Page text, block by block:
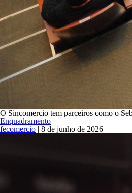
O Sincomercio tem parceiros como o
Enquadramento
fecomercio | 8 de junho de 2026